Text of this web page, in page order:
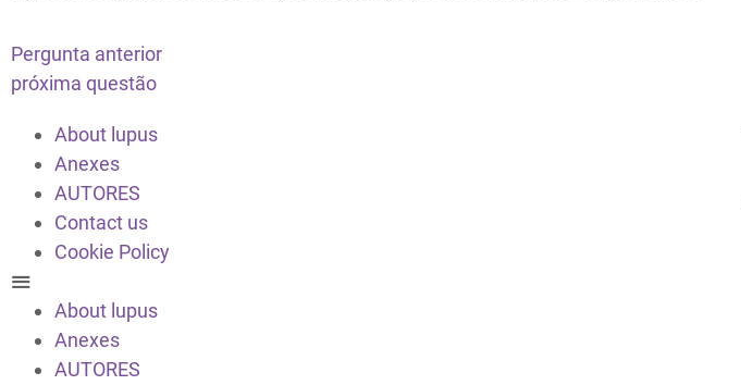
Pergunta anterior
próxima questão
About lupus
Anexes
AUTORES
Contact us
Cookie Policy
About lupus
Anexes
AUTORES